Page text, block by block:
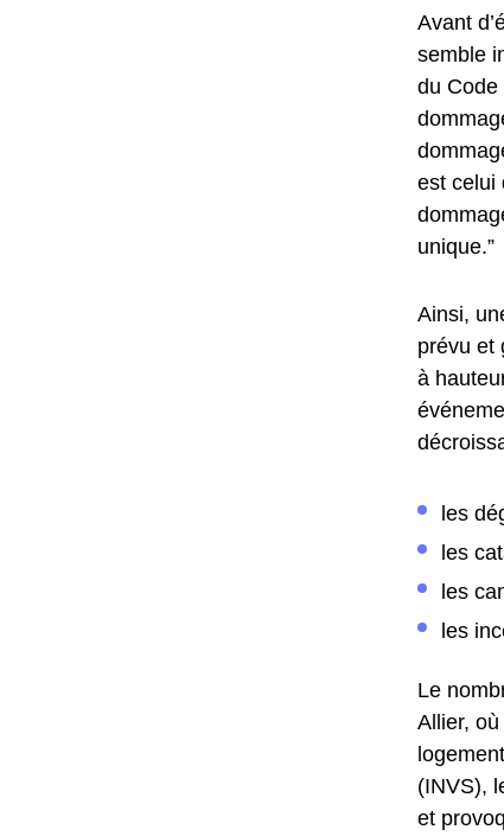
Avant
semble
du Code
est celui
unique.”
Ainsi,
prévu et
à
les
les
les
les
Le
Allier,
(INVS),
et